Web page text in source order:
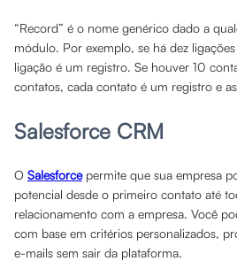
“Record” é o nome genérico dado a
módulo. Por exemplo, se há dez
ligação é um registro. Se houver 10
contatos, cada contato é um registro e
Salesforce CRM
O Salesforcepermite que sua empresa
potencial desde o primeiro contato até
relacionamento com a empresa. Você
com base em critérios personalizados,
e-mails sem sair da plataforma.